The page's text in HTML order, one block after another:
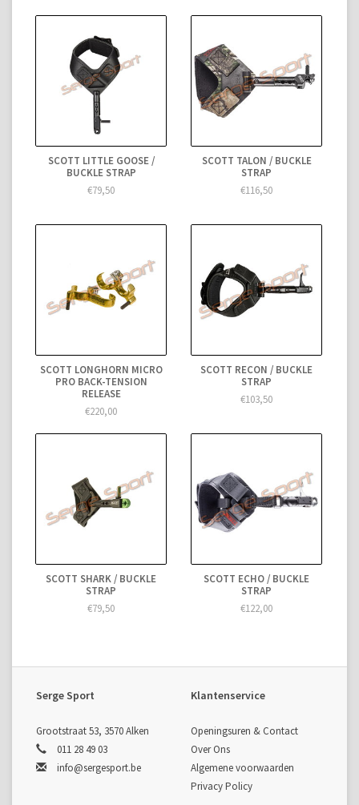
SCOTT LITTLE GOOSE /
BUCKLE STRAP
€79,50
SCOTT TALON / BUCKLE
STRAP
€116,50
SCOTT LONGHORN MICRO
PRO BACK-TENSION
RELEASE
€220,00
SCOTT RECON / BUCKLE
STRAP
€103,50
SCOTT SHARK / BUCKLE
STRAP
€79,50
SCOTT ECHO / BUCKLE
STRAP
€122,00
Serge Sport
Grootstraat 53, 3570 Alken
011 28 49 03
info@sergesport.be
Klantenservice
Openingsuren & Contact
Over Ons
Algemene voorwaarden
Privacy Policy